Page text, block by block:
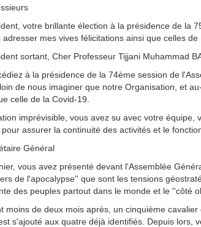
votre brillante élection à la présidence de la
mes vives félicitations ainsi que celles de
sortant, Cher Professeur Tijjani Muhammad
à la présidence de la 74ème session de
de nous imaginer que notre Organisation, et
celle de la Covid-19.
imprévisible, vous avez su avec votre
assurer la continuité des activités et le
Général
vous avez présenté devant l'Assemblée
de l'apocalypse'' que sont les tensions
des peuples partout dans le monde et le ''côté
moins de deux mois après, un cinquième
s'ajouté aux quatre déjà identifiés. Depuis lors,